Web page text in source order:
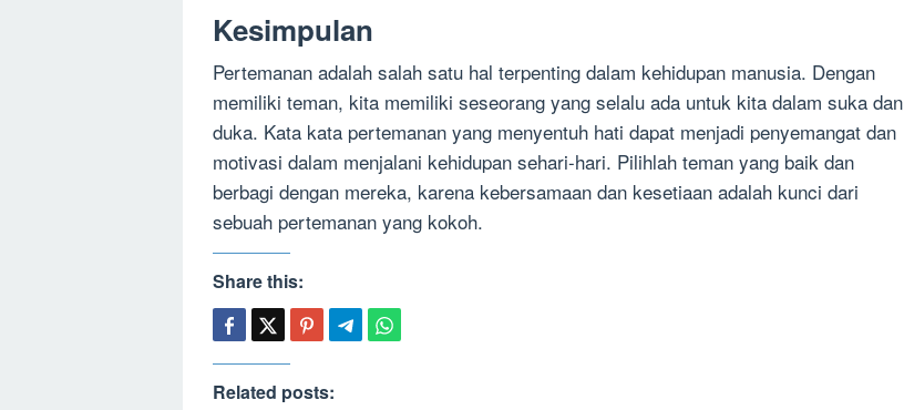
Kesimpulan
Pertemanan adalah salah satu hal terpenting dalam kehidupan manusia. Dengan
memiliki teman, kita memiliki seseorang yang selalu ada untuk kita dalam suka dan
duka. Kata kata pertemanan yang menyentuh hati dapat menjadi penyemangat dan
motivasi dalam menjalani kehidupan sehari-hari. Pilihlah teman yang baik dan
berbagi dengan mereka, karena kebersamaan dan kesetiaan adalah kunci dari
sebuah pertemanan yang kokoh.
Share this:
Related posts: